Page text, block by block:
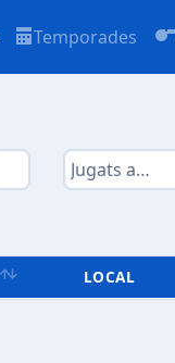
Temporades
LOCAL